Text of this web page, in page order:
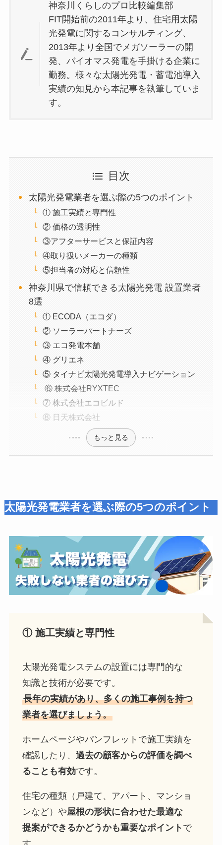
神奈川くらしのプロ比較編集部
FIT開始前の2011年より、住宅用太陽
光発電に関するコンサルティング、
2013年より全国でメガソーラーの開
発、バイオマス発電を手掛ける企業に
勤務。様々な太陽光発電・蓄電池導入
実績の知見から本記事を執筆していま
す。
目次
太陽光発電業者を選ぶ際の5つのポイント
① 施工実績と専門性
② 価格の透明性
③アフターサービスと保証内容
④取り扱いメーカーの種類
⑤担当者の対応と信頼性
神奈川県で信頼できる太陽光発電 設置業者
8選
① ECODA（エコダ）
② ソーラーパートナーズ
③ エコ発電本舗
④ グリエネ
⑤ タイナビ太陽光発電導入ナビゲーション
⑥ 株式会社RYXTEC
⑦ 株式会社エコビルド
⑧ 日天株式会社
もっと見る
太陽光発電業者を選ぶ際の5つのポイント
① 施工実績と専門性
太陽光発電システムの設置には専門的な
知識と技術が必要です。
長年の実績があり、多くの施工事例を持つ
業者を選びましょう。
ホームページやパンフレットで施工実績を
確認したり、 過去の顧客からの評価を調べ
ることも有効です。
住宅の種類（戸建て、アパート、マンショ
ンなど）や屋根の形状に合わせた最適な
提案ができるかどうかも重要なポイント で